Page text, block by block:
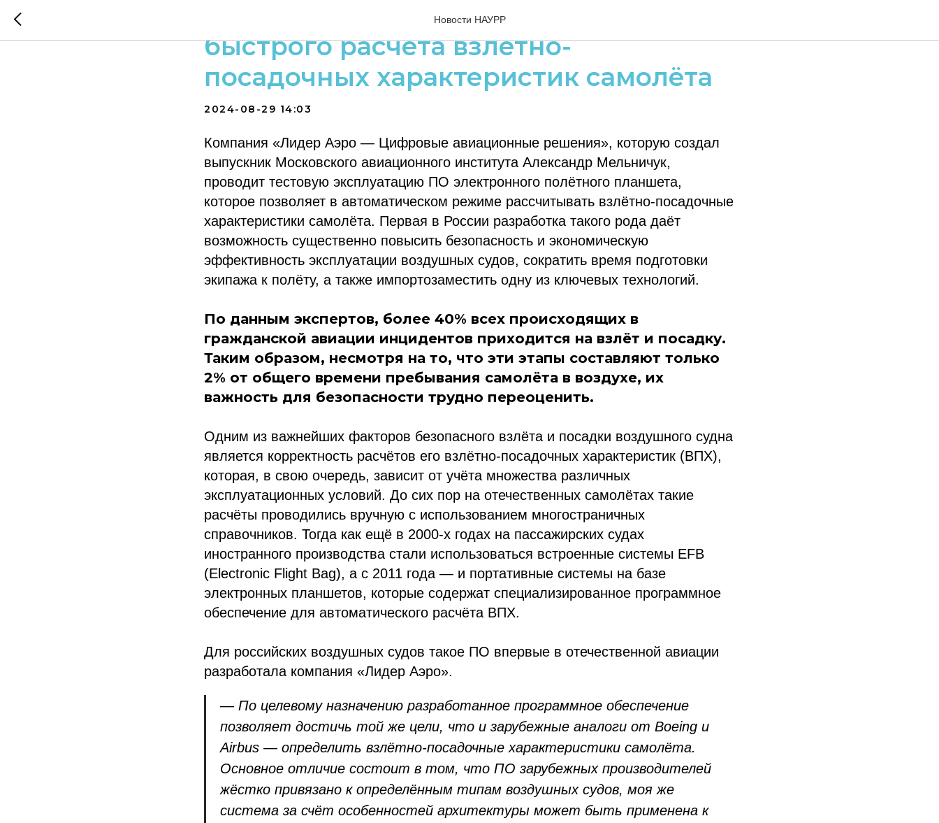
Новости НАУРР
Выпускник МАИ разработал ПО для
быстрого расчёта взлётно-
посадочных характеристик самолёта
2024-08-29 14:03
Компания «Лидер Аэро — Цифровые авиационные решения», которую создал
выпускник Московского авиационного института Александр Мельничук,
проводит тестовую эксплуатацию ПО электронного полётного планшета,
которое позволяет в автоматическом режиме рассчитывать взлётно-посадочные
характеристики самолёта. Первая в России разработка такого рода даёт
возможность существенно повысить безопасность и экономическую
эффективность эксплуатации воздушных судов, сократить время подготовки
экипажа к полёту, а также импортозаместить одну из ключевых технологий.
По данным экспертов, более 40% всех происходящих в
гражданской авиации инцидентов приходится на взлёт и посадку.
Таким образом, несмотря на то, что эти этапы составляют только
2% от общего времени пребывания самолёта в воздухе, их
важность для безопасности трудно переоценить.
Одним из важнейших факторов безопасного взлёта и посадки воздушного судна
является корректность расчётов его взлётно-посадочных характеристик (ВПХ),
которая, в свою очередь, зависит от учёта множества различных
эксплуатационных условий. До сих пор на отечественных самолётах такие
расчёты проводились вручную с использованием многостраничных
справочников. Тогда как ещё в 2000-х годах на пассажирских судах
иностранного производства стали использоваться встроенные системы EFB
(Electronic Flight Bag), а с 2011 года — и портативные системы на базе
электронных планшетов, которые содержат специализированное программное
обеспечение для автоматического расчёта ВПХ.
Для российских воздушных судов такое ПО впервые в отечественной авиации
разработала компания «Лидер Аэро».
— По целевому назначению разработанное программное обеспечение
позволяет достичь той же цели, что и зарубежные аналоги от Boeing и
Airbus — определить взлётно-посадочные характеристики самолёта.
Основное отличие состоит в том, что ПО зарубежных производителей
жёстко привязано к определённым типам воздушных судов, моя же
система за счёт особенностей архитектуры может быть применена к